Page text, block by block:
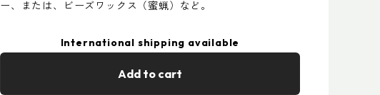
ー、または、ビーズワックス（蜜蝋）など。
International shipping available
Add to cart